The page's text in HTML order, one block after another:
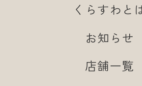
くらすわと
お知らせ
店舗一覧